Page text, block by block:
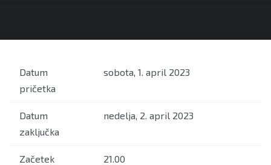
Datum
pričetka
sobota, 1. april 2023
Datum
zaključka
nedelja, 2. april 2023
Začetek 21.00